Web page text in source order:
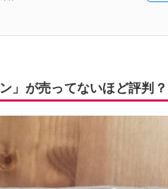
」が売ってないほど評判